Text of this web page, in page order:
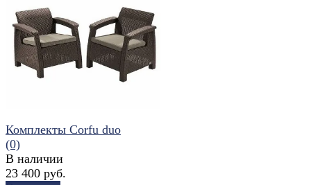
избранное сравнить
Комплекты Corfu duo
(0)
В наличии
23 400 руб.